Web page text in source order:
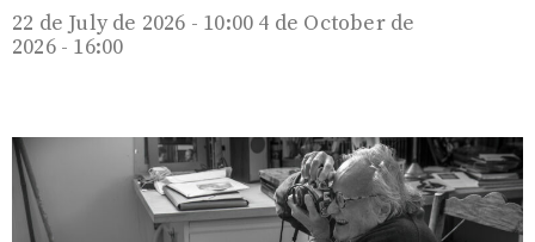
22 de July de 2026 - 10:00 4 de October de
2026 - 16:00